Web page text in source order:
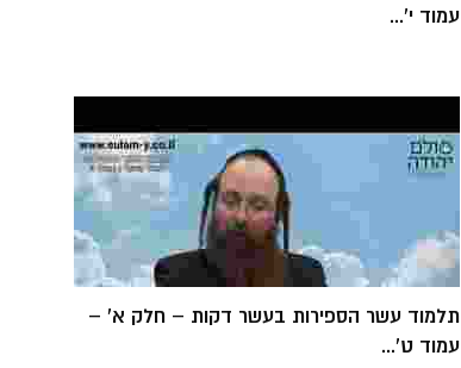
עמוד י'...
תלמוד עשר הספירות בעשר דקות – חלק א' –
עמוד ט'...